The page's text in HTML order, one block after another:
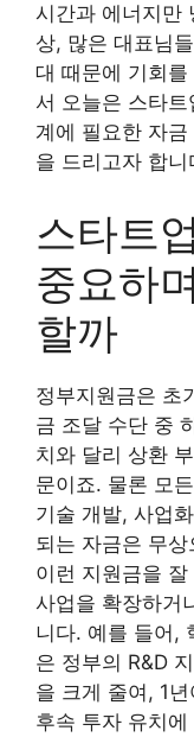
시간과 에너지만
상, 많은 대표님
대 때문에 기회
서 오늘은 스타
계에 필요한 자
을 드리고자 합니
스타트
중요하
할까
정부지원금은 초
금 조달 수단 중
치와 달리 상환
문이죠. 물론 모
기술 개발, 사업
되는 자금은 무
이런 지원금을
사업을 확장하거
니다. 예를 들어,
은 정부의 R&D
을 크게 줄여, 1
후속 투자 유치